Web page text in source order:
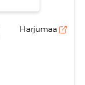
Harjumaa